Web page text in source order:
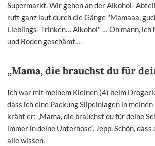
Supermarkt. Wir gehen an der Alkohol-
ruft ganz laut durch die Gänge "Mamaaa,
Lieblings- Trinken… Alkohol" … Oh mann, ich
und Boden geschämt…
„Mama, die brauchst du für
Ich war mit meinem Kleinen (4) beim
dass ich eine Packung Slipeinlagen in meinen
kräht er: „Mama, die brauchst du für deine
immer in deine Unterhose“. Jepp. Schön,
alle wissen.